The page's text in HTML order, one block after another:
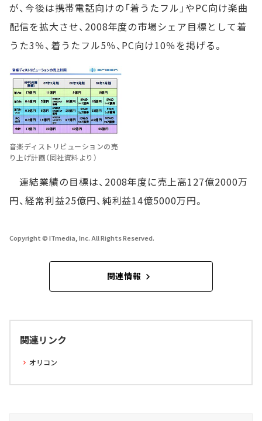
が、今後は携帯電話向けの「着うたフル」やPC向け楽曲
配信を拡大させ、2008年度の市場シェア目標として着
うた3％、着うたフル5％、PC向け10％を掲げる。
音楽ディストリビューションの売
り上げ計画（同社資料より）
連結業績の目標は、2008年度に売上高127億2000万
円、経常利益25億円、純利益14億5000万円。
Copyright © ITmedia, Inc. All Rights Reserved.
関連情報
関連リンク
オリコン